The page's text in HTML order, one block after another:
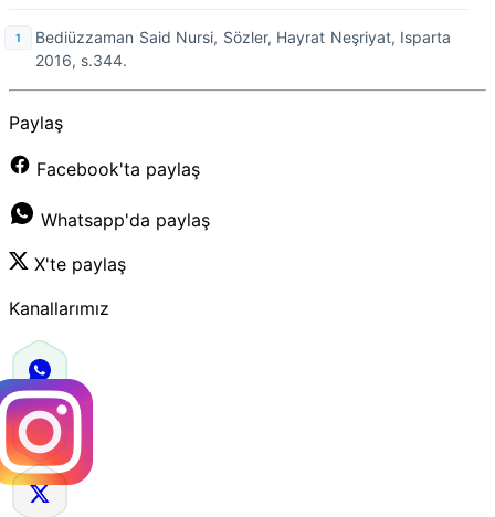
Bediüzzaman Said Nursi, Sözler, Hayrat Neşriyat, Isparta
2016, s.344.
Paylaş
Facebook'ta paylaş
Whatsapp'da paylaş
X'te paylaş
Kanallarımız